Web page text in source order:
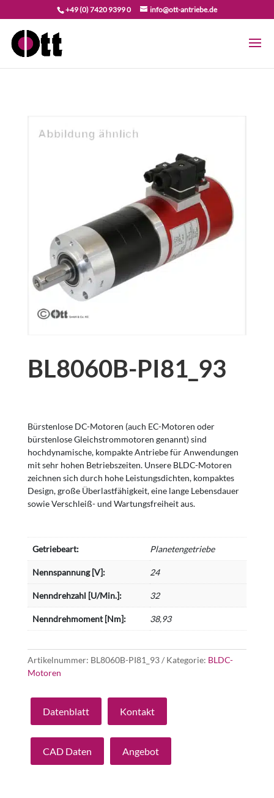
+49 (0) 7420 9399 0 info@ott-antriebe.de
BL8060B-PI81_93
Bürstenlose DC-Motoren (auch EC-Motoren oder
bürstenlose Gleichstrommotoren genannt) sind
hochdynamische, kompakte Antriebe für Anwendungen
mit sehr hohen Betriebszeiten. Unsere BLDC-Motoren
zeichnen sich durch hohe Leistungsdichten, kompaktes
Design, große Überlastfähigkeit, eine lange Lebensdauer
sowie Verschleiß- und Wartungsfreiheit aus.
Getriebeart: Planetengetriebe
Nennspannung [V]: 24
Nenndrehzahl [U/Min.]: 32
Nenndrehmoment [Nm]: 38,93
Artikelnummer: BL8060B-PI81_93 Kategorie: BLDC-
Motoren
Datenblatt Kontakt
CAD Daten Angebot